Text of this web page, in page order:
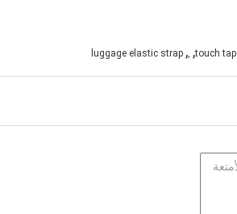
touch
,
,
,
luggage elastic strap